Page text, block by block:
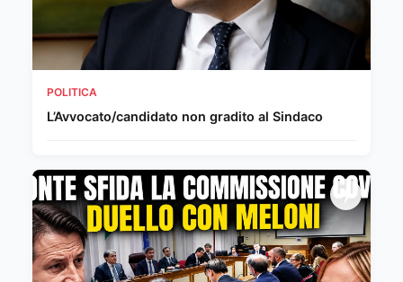
POLITICA
L’Avvocato/candidato non gradito al Sindaco